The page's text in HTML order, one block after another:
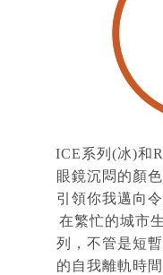
ICE系列(冰)和
眼鏡沉悶的顏
引領你我邁向
在繁忙的城市
列，不管是短
的自我離軌時